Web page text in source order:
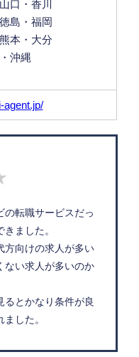
口・香川
島・福岡
本・大分
沖縄
agent.jp/
の転職サービスだっ
ました。
方向けの求人が多い
ない求人が多いのか
るとかなり条件が良
した。